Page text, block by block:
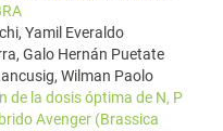
Yamil Everaldo
Galo Hernán Puetate
Wilman Paolo
de la dosis óptima de N, P
Avenger (Brassica